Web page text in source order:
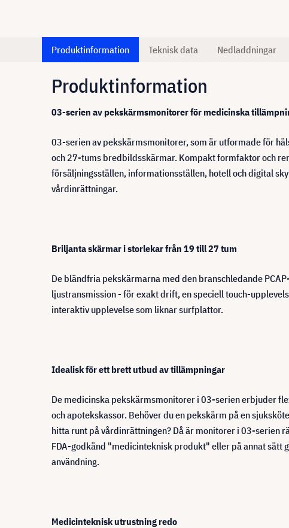
Produktinformation Teknisk data Nedladdningar
Produktinformation
03-serien av pekskärmsmonitorer för medicinska
03-serien av pekskärmsmonitorer, som är utformade för
och 27-tums bredbildsskärmar. Kompakt formfaktor och
försäljningsställen, informationsställen, hotell och digital
vårdinrättningar.
Briljanta skärmar i storlekar från 19 till 27 tum
De bländfria pekskärmarna med den branschledande
ljustransmission - för exakt drift, en speciell touch-
interaktiv upplevelse som liknar surfplattor.
Idealisk för ett brett utbud av tillämpningar
De medicinska pekskärmsmonitorer i 03-serien erbjuder
och apotekskassor. Behöver du en pekskärm på en
hitta runt på vårdinrättningen? Då är monitorer i 03-serien
FDA-godkänd "medicinteknisk produkt" eller på annat sätt
användning.
Medicinteknisk utrustning redo